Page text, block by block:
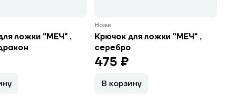
ложки "МЕЧ" ,
Ножи
Крючок для ложки "МЕЧ" ,
серебро
475 ₽
В корзину